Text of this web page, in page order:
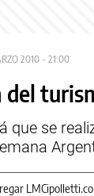
2010 - 21:00
del
que se